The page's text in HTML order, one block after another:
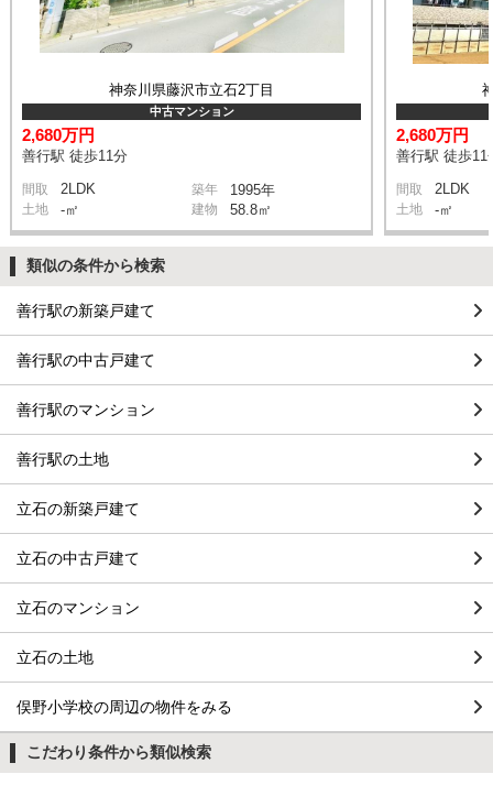
神奈川県藤沢市立石2丁目
中古マンション
2,680万円
善行駅 徒歩11分
間取 2LDK 築年 1995年
土地 -㎡ 建物 58.8㎡
2,680万円
善行駅 徒歩11
間取 2LDK
土地 -㎡
類似の条件から検索
善行駅の新築戸建て
善行駅の中古戸建て
善行駅のマンション
善行駅の土地
立石の新築戸建て
立石の中古戸建て
立石のマンション
立石の土地
俣野小学校の周辺の物件をみる
こだわり条件から類似検索